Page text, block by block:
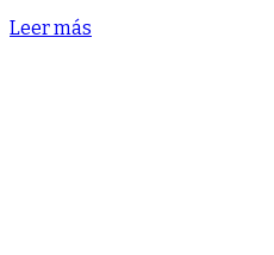
Leer más